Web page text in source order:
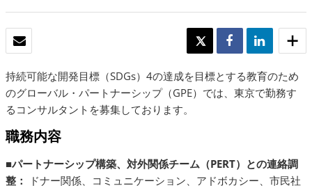
TWEET SHARE SHARE
持続可能な開発目標（SDGs）4の達成を目標とする教育のため
のグローバル・パートナーシップ（GPE）では、東京で勤務す
るコンサルタントを募集しております。
職務内容
■パートナーシップ構築、対外関係チーム（PERT）との連絡調
整：
ドナー関係、コミュニケーション、アドボカシー、市民社